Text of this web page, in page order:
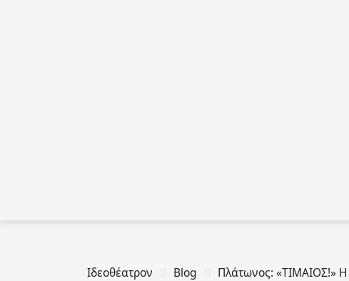
Ιδεοθέατρον Blog Πλάτωνος: «ΤΙΜΑΙΟΣ!»